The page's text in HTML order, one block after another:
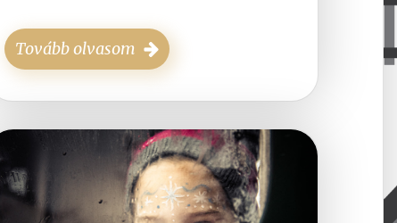
Tovább olvasom